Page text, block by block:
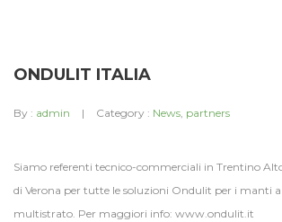
ONDULIT ITALIA
By : admin Category : News, partners
Siamo referenti tecnico-commerciali in Trentino
di Verona per tutte le soluzioni Ondulit per i manti
multistrato. Per maggiori info: www.ondulit.it